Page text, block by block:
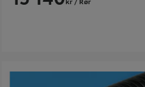
kr / Rør